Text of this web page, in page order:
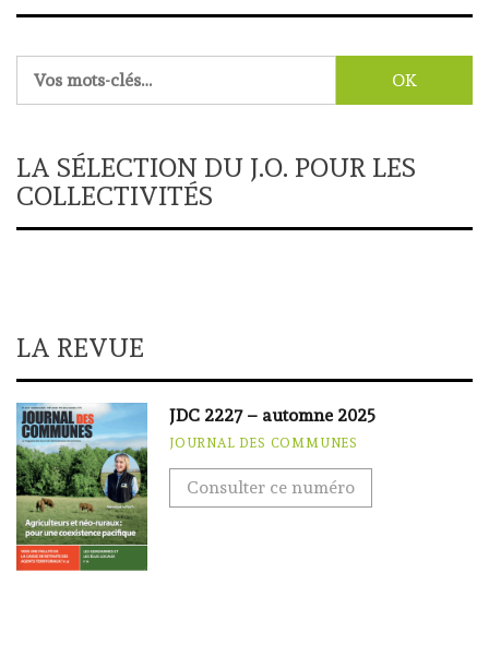
LA SÉLECTION DU J.O. POUR LES
COLLECTIVITÉS
LA REVUE
JDC 2227 – automne 2025
JOURNAL DES COMMUNES
Consulter ce numéro